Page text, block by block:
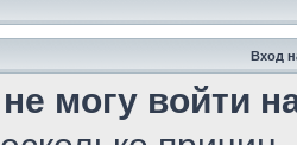
Вход
могу войти